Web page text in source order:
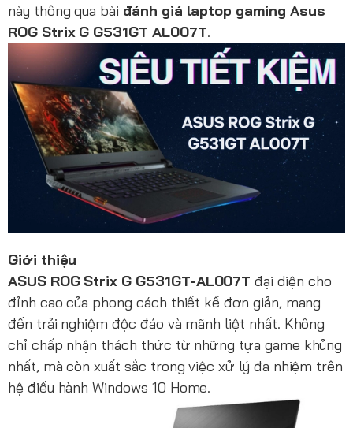
này thông qua bài đánh giá laptop gaming Asus
ROG Strix G G531GT AL007T.
Giới thiệu
ASUS ROG Strix G G531GT-AL007T đại diện cho
đỉnh cao của phong cách thiết kế đơn giản, mang
đến trải nghiệm độc đáo và mãnh liệt nhất. Không
chỉ chấp nhận thách thức từ những tựa game khủng
nhất, mà còn xuất sắc trong việc xử lý đa nhiệm trên
hệ điều hành Windows 10 Home.